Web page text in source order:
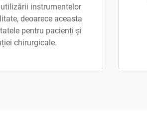
instrumentelor
deoarece aceasta
pentru pacienți și
chirurgicale.